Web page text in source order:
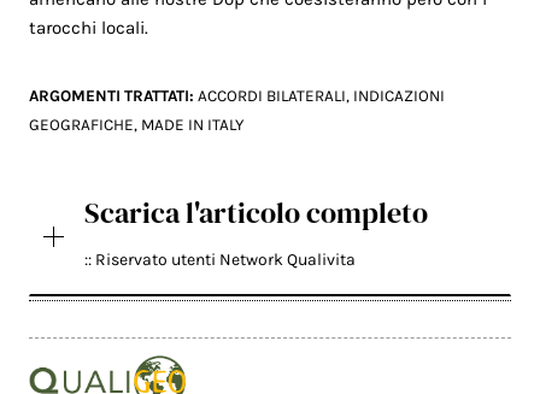
tarocchi locali.
ARGOMENTI TRATTATI:ACCORDI BILATERALI, INDICAZIONI
GEOGRAFICHE, MADE IN ITALY
Scarica l'articolo completo
:: Riservato utenti Network Qualivita